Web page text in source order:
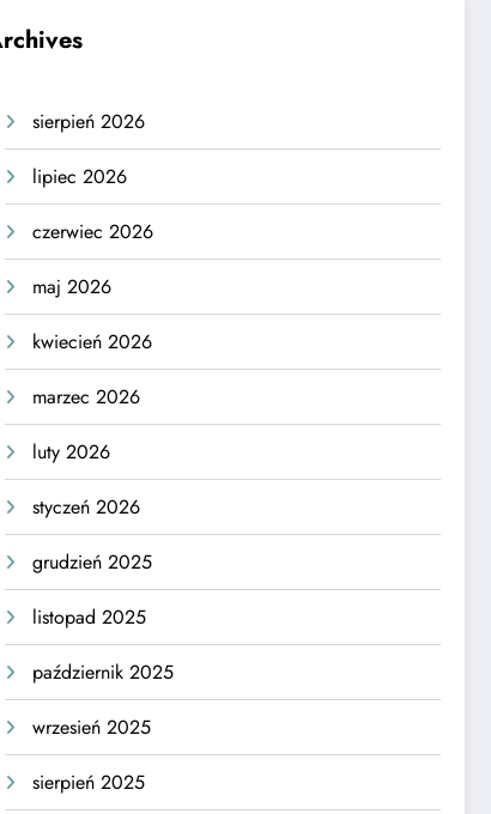
sierpień 2026
lipiec 2026
czerwiec 2026
maj 2026
kwiecień 2026
marzec 2026
luty 2026
styczeń 2026
grudzień 2025
listopad 2025
październik 2025
wrzesień 2025
sierpień 2025